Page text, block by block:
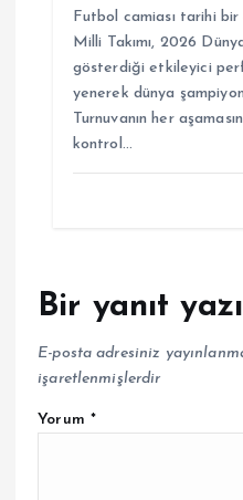
Futbol camiası tarihi
Milli Takımı, 2026
gösterdiği etkileyici
yenerek dünya
Turnuvanın her
kontrol…
Bir yanıt
E-posta adresiniz
işaretlenmişlerdir
Yorum *